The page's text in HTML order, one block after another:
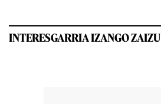
INTERESGARRIA IZANGO ZAIZU